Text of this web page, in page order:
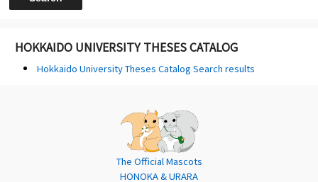
HOKKAIDO UNIVERSITY THESES CATALOG
Hokkaido University Theses Catalog Search results
The Official Mascots
HONOKA & URARA